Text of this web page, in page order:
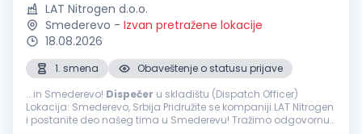
LAT Nitrogen d.o.o.
Smederevo - Izvan pretražene lokacije
18.08.2026
1. smena
Obaveštenje o statusu prijave
...in Smederevo! Dispečer u skladištu (Dispatch Officer)
Lokacija: Smederevo, Srbija Pridružite se kompaniji LAT Nitrogen
i postanite deo našeg tima u Smederevu! Tražimo odgovornu i